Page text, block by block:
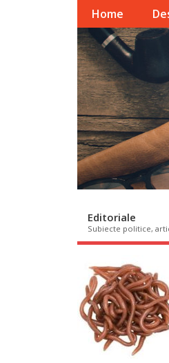
Home
Editoriale
Subiecte politice,